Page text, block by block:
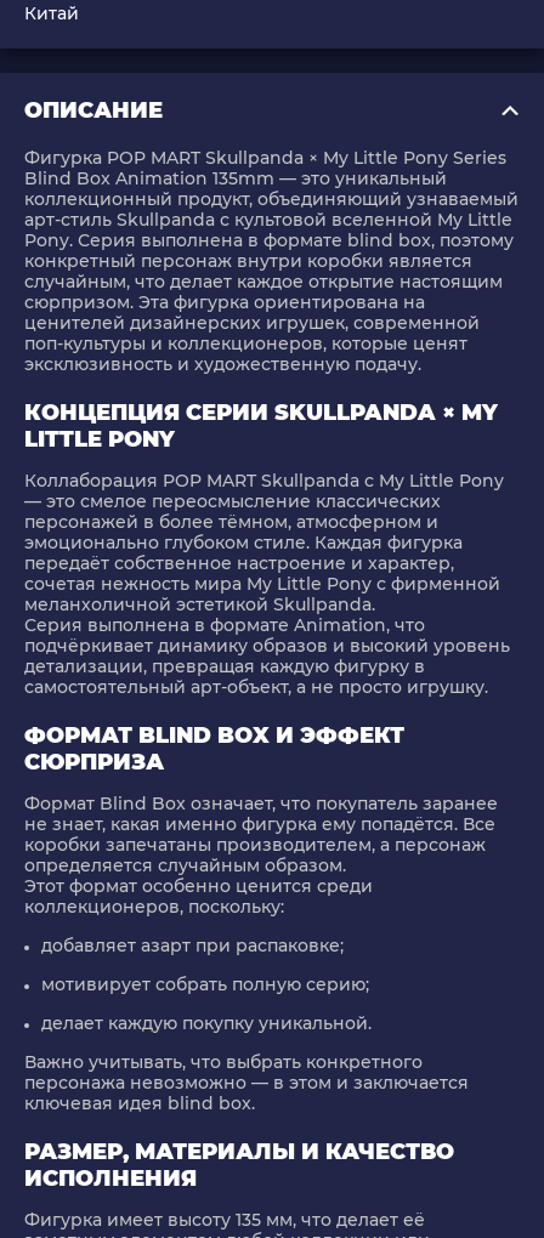
Китай
ОПИСАНИЕ
Фигурка POP MART Skullpanda × My Little Pony Series
Blind Box Animation 135mm — это уникальный
коллекционный продукт, объединяющий узнаваемый
арт-стиль Skullpanda с культовой вселенной My Little
Pony. Серия выполнена в формате blind box, поэтому
конкретный персонаж внутри коробки является
случайным, что делает каждое открытие настоящим
сюрпризом. Эта фигурка ориентирована на
ценителей дизайнерских игрушек, современной
поп-культуры и коллекционеров, которые ценят
эксклюзивность и художественную подачу.
КОНЦЕПЦИЯ СЕРИИ SKULLPANDA × MY
LITTLE PONY
Коллаборация POP MART Skullpanda с My Little Pony
— это смелое переосмысление классических
персонажей в более тёмном, атмосферном и
эмоционально глубоком стиле. Каждая фигурка
передаёт собственное настроение и характер,
сочетая нежность мира My Little Pony с фирменной
меланхоличной эстетикой Skullpanda.
Серия выполнена в формате Animation, что
подчёркивает динамику образов и высокий уровень
детализации, превращая каждую фигурку в
самостоятельный арт-объект, а не просто игрушку.
ФОРМАТ BLIND BOX И ЭФФЕКТ
СЮРПРИЗА
Формат Blind Box означает, что покупатель заранее
не знает, какая именно фигурка ему попадётся. Все
коробки запечатаны производителем, а персонаж
определяется случайным образом.
Этот формат особенно ценится среди
коллекционеров, поскольку:
добавляет азарт при распаковке;
мотивирует собрать полную серию;
делает каждую покупку уникальной.
Важно учитывать, что выбрать конкретного
персонажа невозможно — в этом и заключается
ключевая идея blind box.
РАЗМЕР, МАТЕРИАЛЫ И КАЧЕСТВО
ИСПОЛНЕНИЯ
Фигурка имеет высоту 135 мм, что делает её